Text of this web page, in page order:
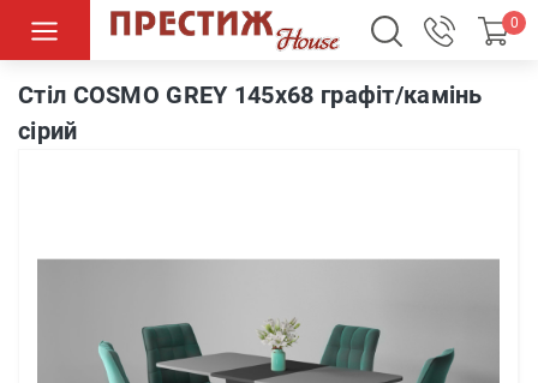
0
Cтіл COSMO GREY 145x68 графіт/камінь сірий
Cтіл COSMO GREY 145x68 графіт/камінь
сірий